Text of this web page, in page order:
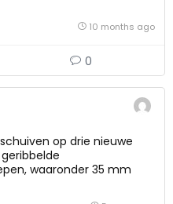
10 months ago
0
op drie nieuwe
waaronder 35 mm